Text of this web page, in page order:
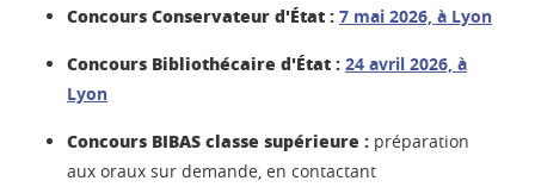
Concours Conservateur d'État : 7 mai 2026, à Lyon
Concours Bibliothécaire d'État : 24 avril 2026, à
Lyon
Concours BIBAS classe supérieure : préparation
aux oraux sur demande, en contactant